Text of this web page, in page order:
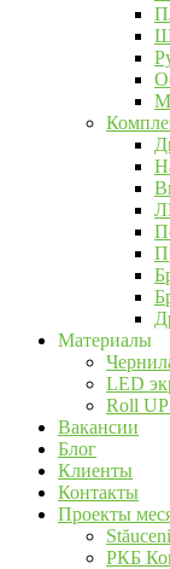
Материалы
LED
Roll
Вакансии
Блог
Клиенты
Контакты
Проекты
РКБ